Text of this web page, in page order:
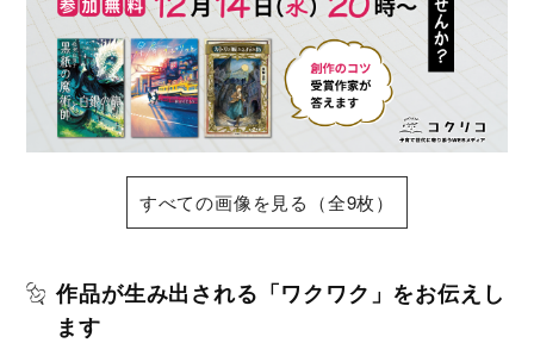
すべての画像を見る（全9枚）
作品が生み出される「ワクワク」をお伝えし
ます